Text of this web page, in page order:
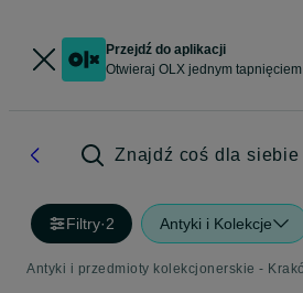
Przejdź do aplikacji
Otwieraj OLX jednym tapnięciem
Znajdź coś dla siebie
Filtry·2 Antyki i Kolekcje